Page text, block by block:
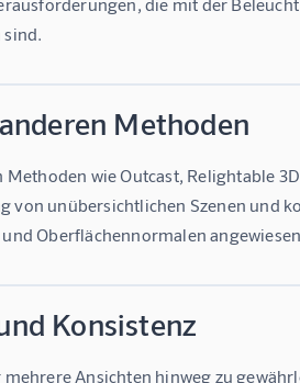
sind.
Methoden
Methoden wie Outcast, Relightable
von unübersichtlichen Szenen und
Oberflächennormalen
Konsistenz
mehrere Ansichten hinweg zu